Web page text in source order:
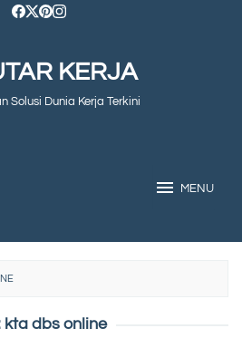
KERJA
Solusi Dunia Kerja Terkini
MENU
kta dbs online